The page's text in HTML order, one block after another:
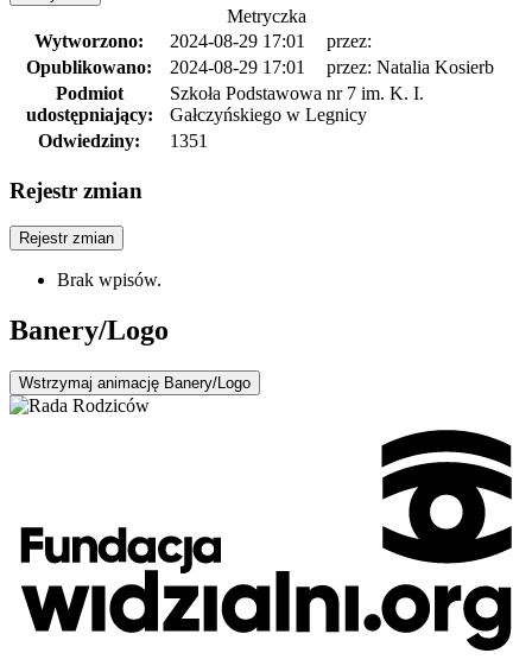
Metryczka
Wytworzono:
2024-08-29 17:01
przez:
Opublikowano:
2024-08-29 17:01
przez: Natalia Kosierb
Podmiot
udostępniający:
Szkoła Podstawowa nr 7 im. K. I.
Gałczyńskiego w Legnicy
Odwiedziny:
1351
Rejestr zmian
Rejestr zmian
Brak wpisów.
Banery/Logo
Wstrzymaj animację Banery/Logo